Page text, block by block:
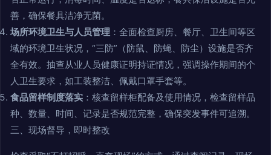
善，确保餐具洁净无菌。
场所环境卫生与人员管理 ：全面检查厨房、餐厅、卫生间等区
域的环境卫生状况，“三防”（防鼠、防蝇、防尘）设施是否齐
全有效。抽查从业人员健康证明持证情况，强调操作期间的个
人卫生要求，如工装整洁、佩戴口罩手套等。
食品留样制度落实 ：核查留样柜配备及使用情况，检查留样品
种、数量、时间、记录是否规范完整，确保突发事件可追溯。
三、现场督导，即时整改